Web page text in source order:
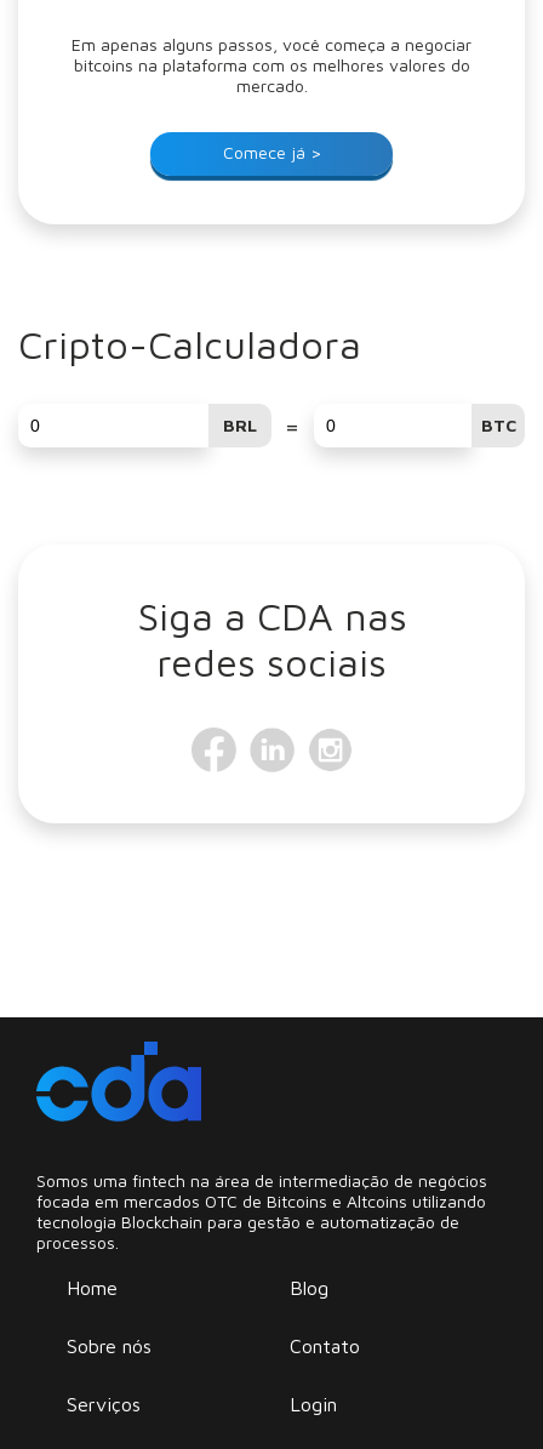
Em apenas alguns passos, você começa a negociar
bitcoins na plataforma com os melhores valores do
mercado.
Comece já >
Cripto-Calculadora
BRL = BTC
Siga a CDA nas
redes sociais
Somos uma fintech na área de intermediação de negócios
focada em mercados OTC de Bitcoins e Altcoins utilizando
tecnologia Blockchain para gestão e automatização de
processos.
Home Blog
Sobre nós Contato
Serviços Login